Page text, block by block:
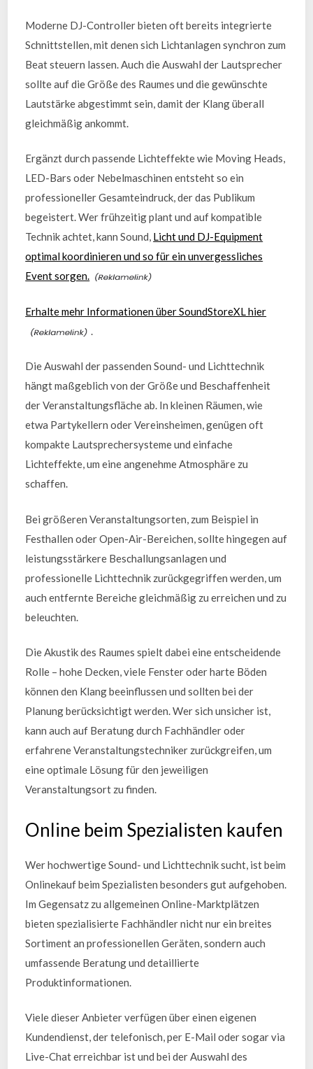
Moderne DJ-Controller bieten oft bereits integrierte
Schnittstellen, mit denen sich Lichtanlagen synchron zum
Beat steuern lassen. Auch die Auswahl der Lautsprecher
sollte auf die Größe des Raumes und die gewünschte
Lautstärke abgestimmt sein, damit der Klang überall
gleichmäßig ankommt.
Ergänzt durch passende Lichteffekte wie Moving Heads,
LED-Bars oder Nebelmaschinen entsteht so ein
professioneller Gesamteindruck, der das Publikum
begeistert. Wer frühzeitig plant und auf kompatible
Technik achtet, kann Sound, Licht und DJ-Equipment
optimal koordinieren und so für ein unvergessliches
Event sorgen.
Erhalte mehr Informationen über SoundStoreXL hier
Die Auswahl der passenden Sound- und Lichttechnik
hängt maßgeblich von der Größe und Beschaffenheit
der Veranstaltungsfläche ab. In kleinen Räumen, wie
etwa Partykellern oder Vereinsheimen, genügen oft
kompakte Lautsprechersysteme und einfache
Lichteffekte, um eine angenehme Atmosphäre zu
schaffen.
Bei größeren Veranstaltungsorten, zum Beispiel in
Festhallen oder Open-Air-Bereichen, sollte hingegen auf
leistungsstärkere Beschallungsanlagen und
professionelle Lichttechnik zurückgegriffen werden, um
auch entfernte Bereiche gleichmäßig zu erreichen und zu
beleuchten.
Die Akustik des Raumes spielt dabei eine entscheidende
Rolle – hohe Decken, viele Fenster oder harte Böden
können den Klang beeinflussen und sollten bei der
Planung berücksichtigt werden. Wer sich unsicher ist,
kann auch auf Beratung durch Fachhändler oder
erfahrene Veranstaltungstechniker zurückgreifen, um
eine optimale Lösung für den jeweiligen
Veranstaltungsort zu finden.
Online beim Spezialisten kaufen
Wer hochwertige Sound- und Lichttechnik sucht, ist beim
Onlinekauf beim Spezialisten besonders gut aufgehoben.
Im Gegensatz zu allgemeinen Online-Marktplätzen
bieten spezialisierte Fachhändler nicht nur ein breites
Sortiment an professionellen Geräten, sondern auch
umfassende Beratung und detaillierte
Produktinformationen.
Viele dieser Anbieter verfügen über einen eigenen
Kundendienst, der telefonisch, per E-Mail oder sogar via
Live-Chat erreichbar ist und bei der Auswahl des